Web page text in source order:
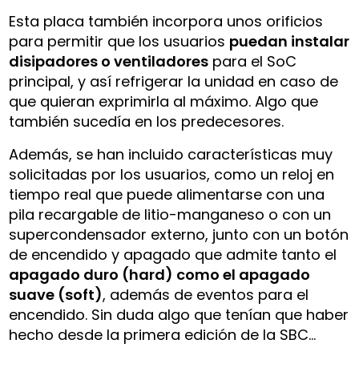
Esta placa también incorpora unos orificios
para permitir que los usuarios puedan instalar
disipadores o ventiladores para el SoC
principal, y así refrigerar la unidad en caso de
que quieran exprimirla al máximo. Algo que
también sucedía en los predecesores.
Además, se han incluido características muy
solicitadas por los usuarios, como un reloj en
tiempo real que puede alimentarse con una
pila recargable de litio-manganeso o con un
supercondensador externo, junto con un botón
de encendido y apagado que admite tanto el
apagado duro (hard) como el apagado
suave (soft), además de eventos para el
encendido. Sin duda algo que tenían que haber
hecho desde la primera edición de la SBC…